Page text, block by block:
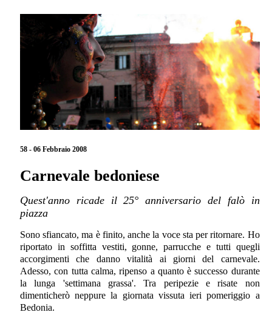
58 - 06 Febbraio 2008
Carnevale bedoniese
Quest'anno ricade il 25° anniversario del falò in
piazza
Sono sfiancato, ma è finito, anche la voce sta per ritornare. Ho
riportato in soffitta vestiti, gonne, parrucche e tutti quegli
accorgimenti che danno vitalità ai giorni del carnevale.
Adesso, con tutta calma, ripenso a quanto è successo durante
la lunga 'settimana grassa'. Tra peripezie e risate non
dimenticherò neppure la giornata vissuta ieri pomeriggio a
Bedonia.